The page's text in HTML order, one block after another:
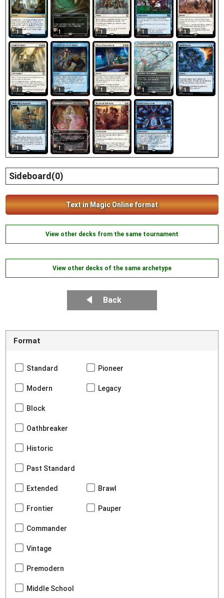
1 1 1 1 1
1 1 1 1 1
1 1 1 1
Sideboard(0)
Text in Magic Online format
View other decks from the same tournament
View other decks of the same archetype
Back
Format
Standard Pioneer
Modern Legacy
Block
Oathbreaker
Historic
Past Standard
Extended Brawl
Frontier Pauper
Commander
Vintage
Premodern
Middle School